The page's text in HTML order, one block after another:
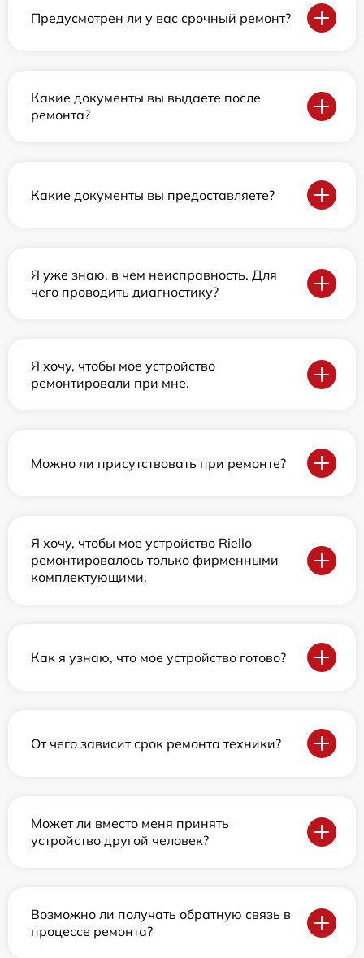
Предусмотрен ли у вас срочный ремонт?
Какие документы вы выдаете после
ремонта?
Какие документы вы предоставляете?
Я уже знаю, в чем неисправность. Для
чего проводить диагностику?
Я хочу, чтобы мое устройство
ремонтировали при мне.
Можно ли присутствовать при ремонте?
Я хочу, чтобы мое устройство Riello
ремонтировалось только фирменными
комплектующими.
Как я узнаю, что мое устройство готово?
От чего зависит срок ремонта техники?
Может ли вместо меня принять
устройство другой человек?
Возможно ли получать обратную связь в
процессе ремонта?